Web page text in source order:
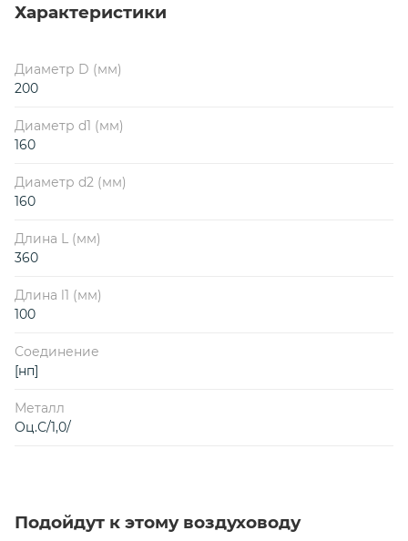
Характеристики
Диаметр D (мм)
200
Диаметр d1 (мм)
160
Диаметр d2 (мм)
160
Длина L (мм)
360
Длина l1 (мм)
100
Соединение
[нп]
Металл
Оц.С/1,0/
Подойдут к этому воздуховоду